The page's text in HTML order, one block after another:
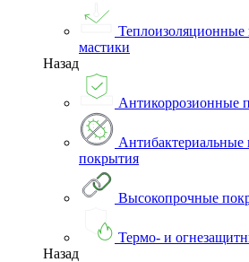
Теплоизоляционные
мастики
Назад
Антикоррозионные
покрытия
Высокопрочные
Термо- и
Назад